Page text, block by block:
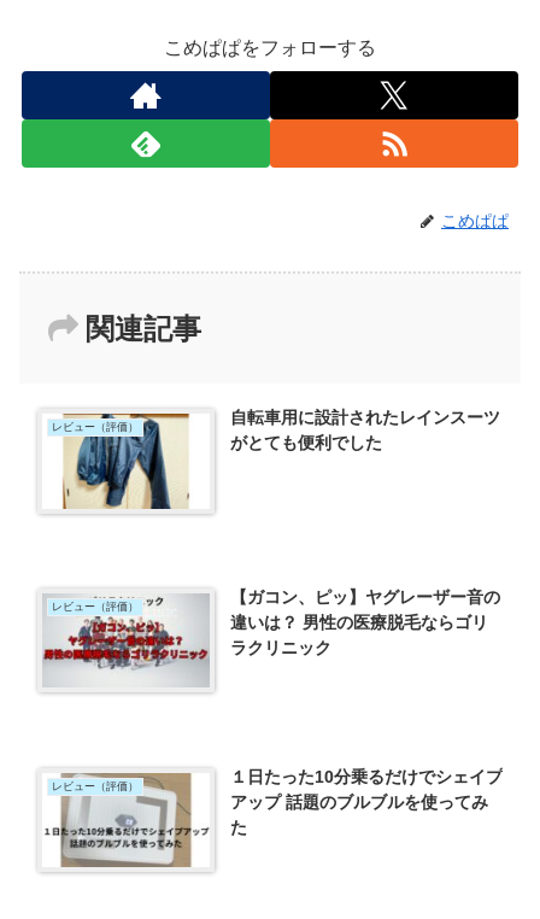
こめぱぱをフォローする
こめぱぱ
関連記事
レビュー（評価）
自転車用に設計されたレインスーツ
がとても便利でした
レビュー（評価）
【ガコン、ピッ】ヤグレーザー音の
違いは？ 男性の医療脱毛ならゴリ
ラクリニック
レビュー（評価）
１日たった10分乗るだけでシェイプ
アップ 話題のブルブルを使ってみ
た